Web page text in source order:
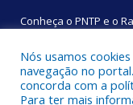
Conheça o PNTP e o
Nós usamos
navegação no
concorda com a
Para ter mais